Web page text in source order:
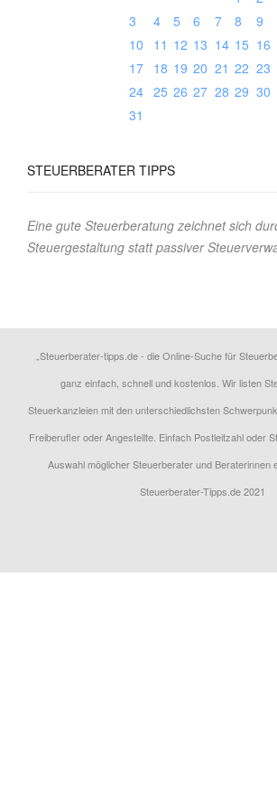
3
4 5 6 7 8
9
10
11 12 13 14 15 16
17
18 19 20 21 22 23
24 25 26 27 28 29 30
31
STEUERBERATER TIPPS
Eine gute Steuerberatung zeichnet sich
Steuergestaltung statt passiver
„Steuerberater-tipps.de - die Online-Suche für
ganz einfach, schnell und kostenlos. Wir listen
Steuerkanzleien mit den unterschiedlichsten
Freiberufler oder Angestellte. Einfach Postleitzahl oder
Auswahl möglicher Steuerberater und Beraterinnen
Steuerberater-Tipps.de 2021